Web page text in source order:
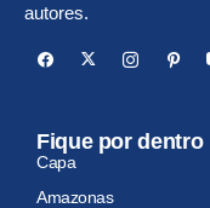
autores.
Fique por dentro
Capa
Amazonas